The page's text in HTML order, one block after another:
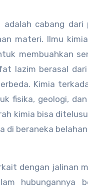
adalah cabang
materi. Ilmu
membuahkan
lazim berasal
Kimia
fisika, geologi,
kimia bisa
di beraneka
dengan jalinan
hubungannya